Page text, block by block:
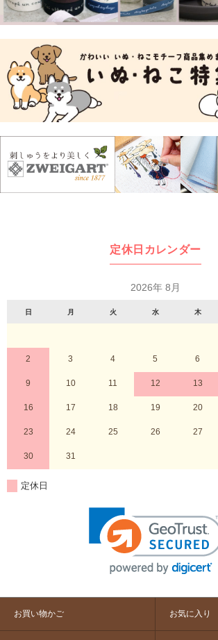
定休日カレンダー
2026年 8月
日 月 火 水 木
2 3 4 5 6
9 10 11 12 13
16 17 18 19 20
23 24 25 26 27
30 31
定休日
お買い物かご お気に入り